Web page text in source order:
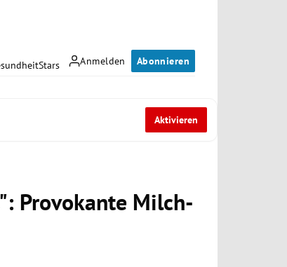
Anmelden Abonnieren
Stars
Aktivieren
Provokante Milch-